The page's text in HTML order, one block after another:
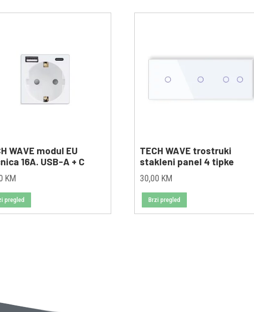
WAVE modul EU
16A. USB-A + C
KM
pregled
TECH WAVE trostruki
stakleni panel 4 tipke
30,00 KM
Brzi pregled